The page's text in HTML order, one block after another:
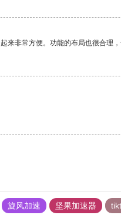
来非常方便。功能的布局也很合理，
旋风加速 坚果加速器